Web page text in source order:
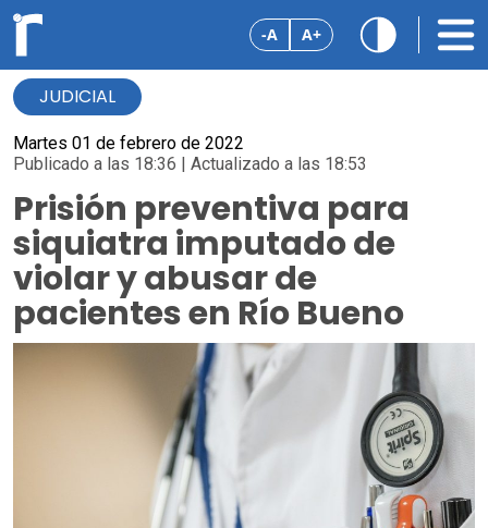
-A A+
JUDICIAL
Martes 01 de febrero de 2022
Publicado a las 18:36 | Actualizado a las 18:53
Prisión preventiva para
siquiatra imputado de
violar y abusar de
pacientes en Río Bueno